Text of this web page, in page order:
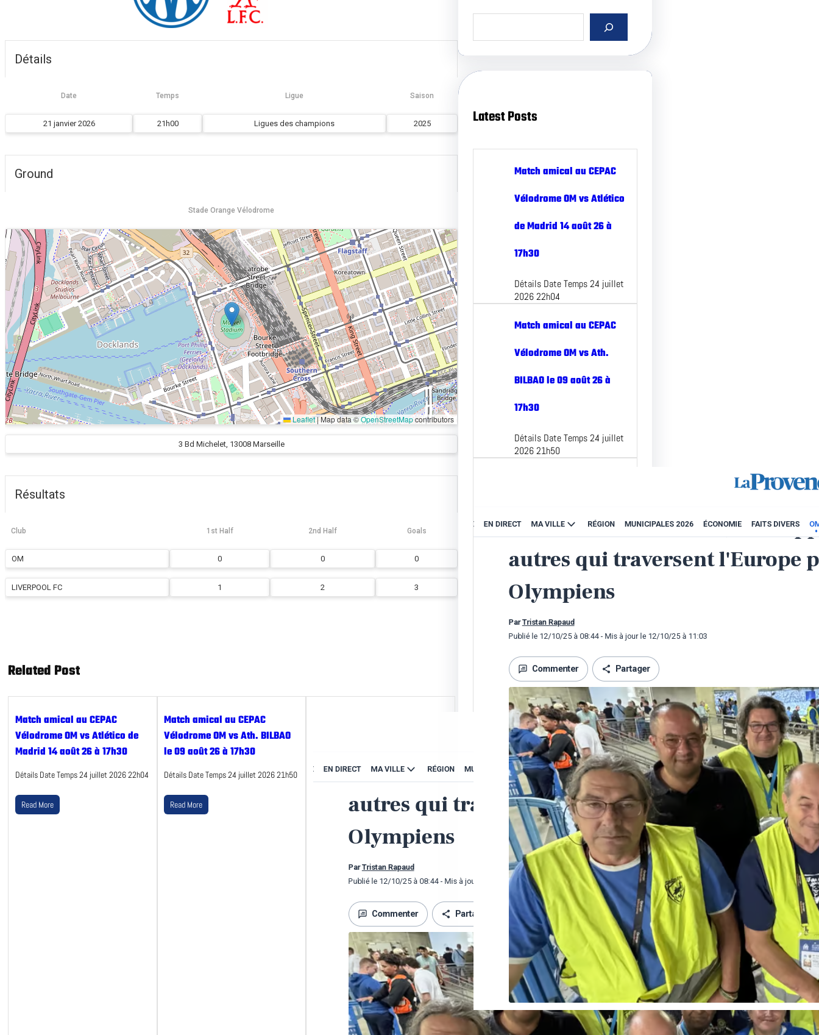
Détails
Date Temps Ligue Saison
21 janvier 2026 21h00 Ligues des champions 2025
Ground
Stade Orange Vélodrome
Leaflet|Map data ©OpenStreetMapcontributors
3 Bd Michelet, 13008 Marseille
Résultats
Club 1st Half 2nd Half Goals
OM 0 0 0
LIVERPOOL FC 1 2 3
Related Post
Match amical au CEPAC
Vélodrome OM vs Atlético de
Madrid 14 août 26 à 17h30
Détails Date Temps 24 juillet 2026 22h04
Read More
Match amical au CEPAC
Vélodrome OM vs Ath. BILBAO
le 09 août 26 à 17h30
Détails Date Temps 24 juillet 2026 21h50
Read More
a
h
Latest Posts
Match amical au CEPAC
Vélodrome OM vs Atlético
de Madrid 14 août 26 à
17h30
Détails Date Temps 24 juillet
2026 22h04
Match amical au CEPAC
Vélodrome OM vs Ath.
BILBAO le 09 août 26 à
17h30
Détails Date Temps 24 juillet
2026 21h50
Article de la Provence du 12
octobre 2025
AperçuVous pouvez consulter
l’article complet paru dans LA
PROVENCE :…